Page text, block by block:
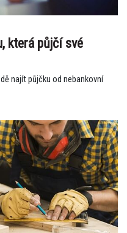
která půjčí své
najít půjčku od nebankovní